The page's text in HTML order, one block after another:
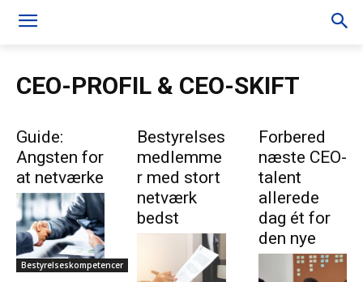
CEO-PROFIL & CEO-SKIFT
Guide:
Angsten for
at netværke
Bestyrelseskompetencer
Bestyrelses
medlemme
r med stort
netværk
bedst
Forbered
næste CEO-
talent
allerede
dag ét for
den nye